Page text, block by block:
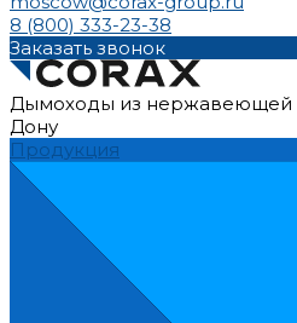
8 (800) 333-23-38
Заказать звонок
Дымоходы из нержавеющей
Дону
Продукция